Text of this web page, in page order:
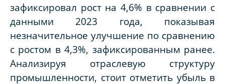
зафиксировал рост на 4,6% в сравнении с
данными 2023 года, показывая
незначительное улучшение по сравнению
с ростом в 4,3%, зафиксированным ранее.
Анализируя отраслевую структуру
промышленности, стоит отметить убыль в